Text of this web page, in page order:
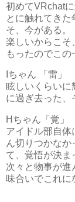
初めてVRchat
とに触れてき
そ、今がある。
楽しいからこそ
もったのでこの
Iちゃん 「雷」
眩しいくらいに
に過ぎ去った、
Hちゃん「覚」
アイドル部自体
ん切りつかな
て、覚悟が決ま
次々と物事が進
味合いでこれに